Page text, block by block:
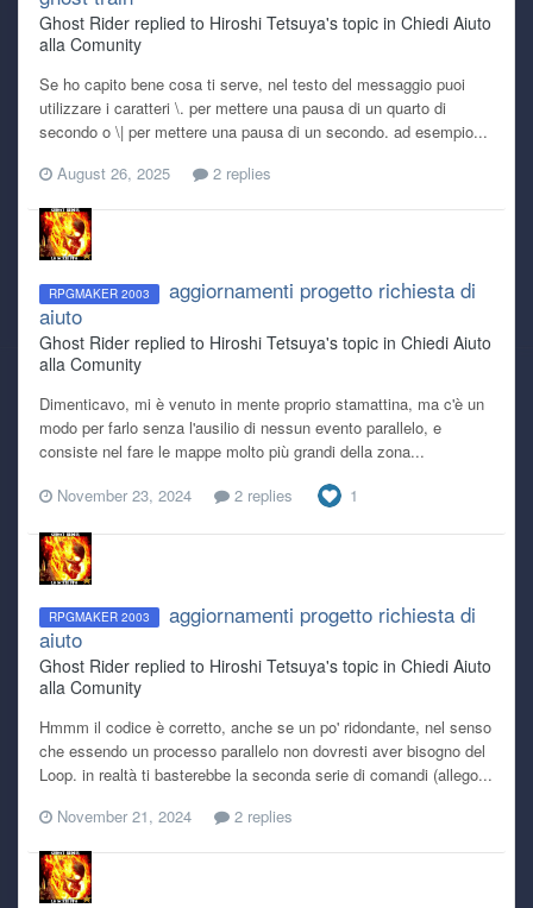
Ghost Rider replied to Hiroshi Tetsuya's topic in Chiedi Aiuto
alla Comunity
Se ho capito bene cosa ti serve, nel testo del messaggio puoi
utilizzare i caratteri \. per mettere una pausa di un quarto di
secondo o \| per mettere una pausa di un secondo. ad esempio...
August 26, 2025
2 replies
RPGMAKER 2003
aggiornamenti progetto richiesta di
aiuto
Ghost Rider replied to Hiroshi Tetsuya's topic in Chiedi Aiuto
alla Comunity
Dimenticavo, mi è venuto in mente proprio stamattina, ma c'è un
modo per farlo senza l'ausilio di nessun evento parallelo, e
consiste nel fare le mappe molto più grandi della zona...
November 23, 2024
2 replies 1
RPGMAKER 2003
aggiornamenti progetto richiesta di
aiuto
Ghost Rider replied to Hiroshi Tetsuya's topic in Chiedi Aiuto
alla Comunity
Hmmm il codice è corretto, anche se un po' ridondante, nel senso
che essendo un processo parallelo non dovresti aver bisogno del
Loop. in realtà ti basterebbe la seconda serie di comandi (allego...
November 21, 2024
2 replies